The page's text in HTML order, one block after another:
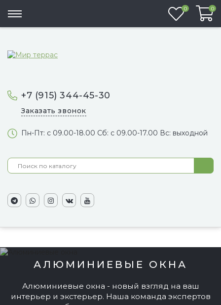
+7 (915) 344-45-30
Заказать звонок
Пн-Пт: с 09.00-18.00 Сб: с 09.00-17.00 Вс: выходной
0 0
АЛЮМИНИЕВЫЕ ОКНА
Алюминиевые окна - новый взгляд на ваш
интерьер и экстерьер. Наша команда экспертов